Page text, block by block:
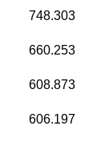
748.303
660.253
608.873
606.197